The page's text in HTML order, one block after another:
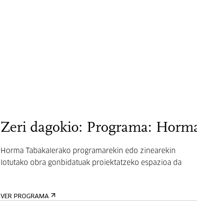
Zeri dagokio: Programa:
Horma Tabakalerako programarekin edo zinearekin
lotutako obra gonbidatuak proiektatzeko espazioa da
VER PROGRAMA